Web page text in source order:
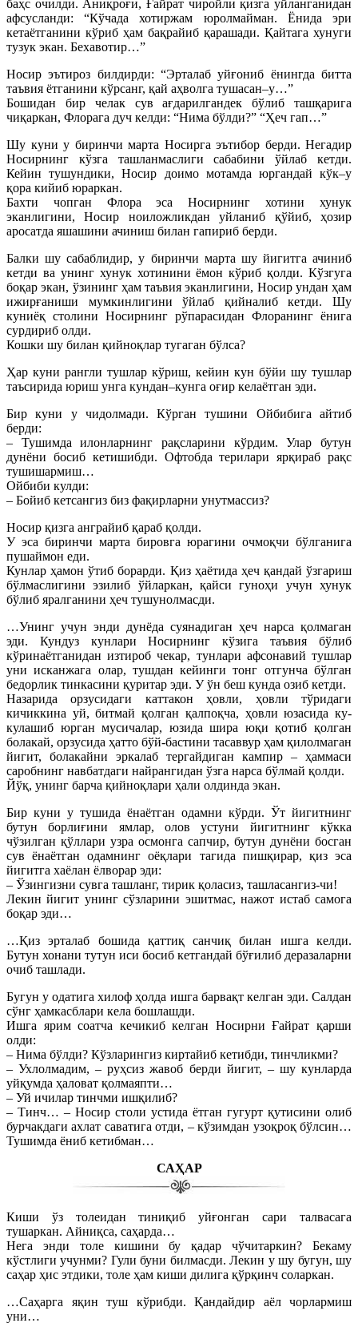
баҳс очилди. Аниқроғи, Ғайрат чиройли қизга уйланганидан
афсусланди: “Кўчада хотиржам юролмайман. Ёнида эри
кетаётганини кўриб ҳам бақрайиб қарашади. Қайтага хунуги
тузук экан. Бехавотир…”
Носир эътироз билдирди: “Эрталаб уйғониб ёнингда битта
таъвия ётганини кўрсанг, қай аҳволга тушасан–у…”
Бошидан бир челак сув ағдарилгандек бўлиб ташқарига
чиқаркан, Флорага дуч келди: “Нима бўлди?” “Ҳеч гап…”
Шу куни у биринчи марта Носирга эътибор берди. Негадир
Носирнинг кўзга ташланмаслиги сабабини ўйлаб кетди.
Кейин тушундики, Носир доимо мотамда юргандай кўк–у
қора кийиб юраркан.
Бахти чопган Флора эса Носирнинг хотини хунук
эканлигини, Носир ноиложликдан уйланиб қўйиб, ҳозир
аросатда яшашини ачиниш билан гапириб берди.
Балки шу сабаблидир, у биринчи марта шу йигитга ачиниб
кетди ва унинг хунук хотинини ёмон кўриб қолди. Кўзгуга
боқар экан, ўзининг ҳам таъвия эканлигини, Носир ундан ҳам
ижирғаниши мумкинлигини ўйлаб қийналиб кетди. Шу
куниёқ столини Носирнинг рўпарасидан Флоранинг ёнига
сурдириб олди.
Кошки шу билан қийноқлар тугаган бўлса?
Ҳар куни рангли тушлар кўриш, кейин кун бўйи шу тушлар
таъсирида юриш унга кундан–кунга оғир келаётган эди.
Бир куни у чидолмади. Кўрган тушини Ойбибига айтиб
берди:
– Тушимда илонларнинг рақсларини кўрдим. Улар бутун
дунёни босиб кетишибди. Офтобда терилари ярқираб рақс
тушишармиш…
Ойбиби кулди:
– Бойиб кетсангиз биз фақирларни унутмассиз?
Носир қизга анграйиб қараб қолди.
У эса биринчи марта бировга юрагини очмоқчи бўлганига
пушаймон еди.
Кунлар ҳамон ўтиб борарди. Қиз ҳаётида ҳеч қандай ўзгариш
бўлмаслигини эзилиб ўйларкан, қайси гуноҳи учун хунук
бўлиб яралганини ҳеч тушунолмасди.
…Унинг учун энди дунёда суянадиган ҳеч нарса қолмаган
эди. Кундуз кунлари Носирнинг кўзига таъвия бўлиб
кўринаётганидан изтироб чекар, тунлари афсонавий тушлар
уни исканжага олар, тушдан кейинги тонг отгунча бўлган
бедорлик тинкасини қуритар эди. У ўн беш кунда озиб кетди.
Назарида орзусидаги каттакон ҳовли, ҳовли тўридаги
кичиккина уй, битмай қолган қалпоқча, ҳовли юзасида ку-
кулашиб юрган мусичалар, юзида шира юқи қотиб қолган
болакай, орзусида ҳатто бўй-бастини тасаввур ҳам қилолмаган
йигит, болакайни эркалаб тергайдиган кампир – ҳаммаси
саробнинг навбатдаги найрангидан ўзга нарса бўлмай қолди.
Йўқ, унинг барча қийноқлари ҳали олдинда экан.
Бир куни у тушида ёнаётган одамни кўрди. Ўт йигитнинг
бутун борлиғини ямлар, олов устуни йигитнинг кўкка
чўзилган қўллари узра осмонга сапчир, бутун дунёни босган
сув ёнаётган одамнинг оёқлари тагида пишқирар, қиз эса
йигитга хаёлан ёлворар эди:
– Ўзингизни сувга ташланг, тирик қоласиз, ташласангиз-чи!
Лекин йигит унинг сўзларини эшитмас, нажот истаб самога
боқар эди…
…Қиз эрталаб бошида қаттиқ санчиқ билан ишга келди.
Бутун хонани тутун иси босиб кетгандай бўғилиб деразаларни
очиб ташлади.
Бугун у одатига хилоф ҳолда ишга барвақт келган эди. Салдан
сўнг ҳамкасблари кела бошлашди.
Ишга ярим соатча кечикиб келган Носирни Ғайрат қарши
олди:
– Нима бўлди? Кўзларингиз киртайиб кетибди, тинчликми?
– Ухлолмадим, – руҳсиз жавоб берди йигит, – шу кунларда
уйқумда ҳаловат қолмаяпти…
– Уй ичилар тинчми ишқилиб?
– Тинч… – Носир столи устида ётган гугурт қутисини олиб
бурчакдаги ахлат саватига отди, – кўзимдан узоқроқ бўлсин…
Тушимда ёниб кетибман…
САҲАР
Киши ўз толеидан тиниқиб уйғонган сари талвасага
тушаркан. Айниқса, саҳарда…
Нега энди толе кишини бу қадар чўчитаркин? Бекаму
кўстлиги учунми? Гули буни билмасди. Лекин у шу бугун, шу
саҳар ҳис этдики, толе ҳам киши дилига қўрқинч соларкан.
…Саҳарга яқин туш кўрибди. Қандайдир аёл чорлармиш
уни…